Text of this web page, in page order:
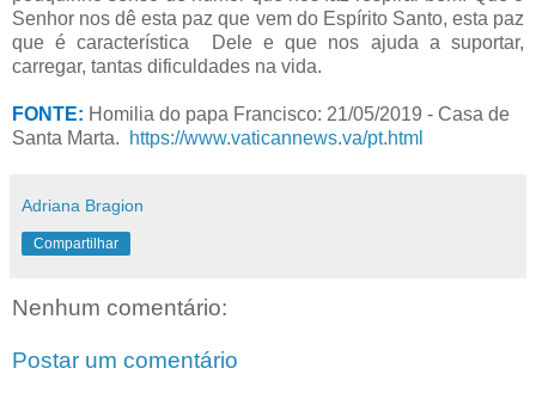
Senhor nos dê esta paz que vem do Espírito Santo, esta paz
que é característica
Dele e que nos ajuda a suportar,
carregar, tantas dificuldades na vida.
FONTE: Homilia do papa Francisco: 21/05/2019 - Casa de
Santa Marta.
https://www.vaticannews.va/pt.html
Adriana Bragion
Compartilhar
Nenhum comentário:
Postar um comentário